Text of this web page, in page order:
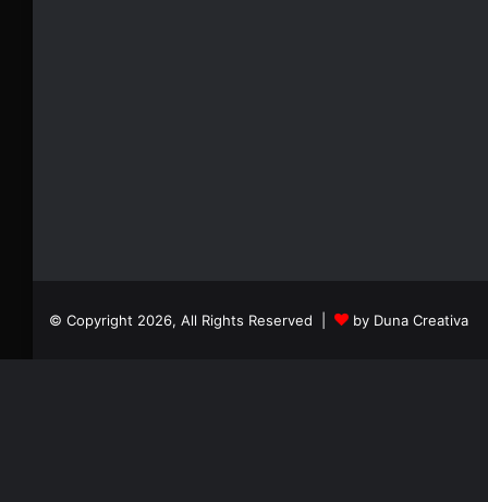
© Copyright 2026, All Rights Reserved | by Duna Creativa